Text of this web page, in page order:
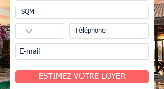
ESTIMEZ VOTRE LOYER